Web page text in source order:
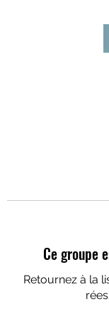
Ce groupe
Retournez à la